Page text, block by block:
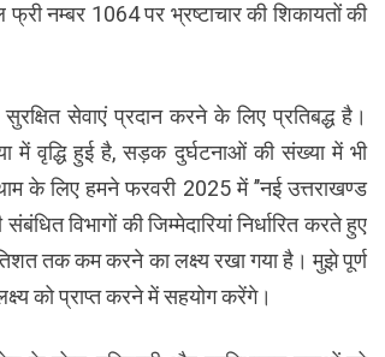
नम्बर 1064 पर भ्रष्टाचार की शिकायतों की
सेवाएं प्रदान करने के लिए प्रतिबद्ध है।
वृद्धि हुई है, सड़क दुर्घटनाओं की संख्या में भी
के लिए हमने फरवरी 2025 में ’’नई उत्तराखण्ड
विभागों की जिम्मेदारियां निर्धारित करते हुए
तक कम करने का लक्ष्य रखा गया है। मुझे पूर्ण
को प्राप्त करने में सहयोग करेंगे।